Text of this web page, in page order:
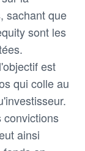
sachant que
sont les
est
qui colle au
convictions
ainsi